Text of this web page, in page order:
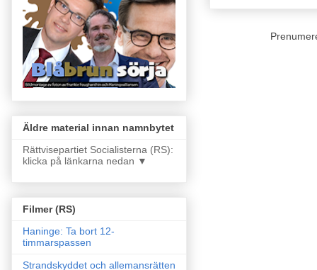
Äldre material innan namnbytet
Rättvisepartiet Socialisterna (RS):
klicka på länkarna nedan ▼
Filmer (RS)
Haninge: Ta bort 12-
timmarspassen
Strandskyddet och allemansrätten